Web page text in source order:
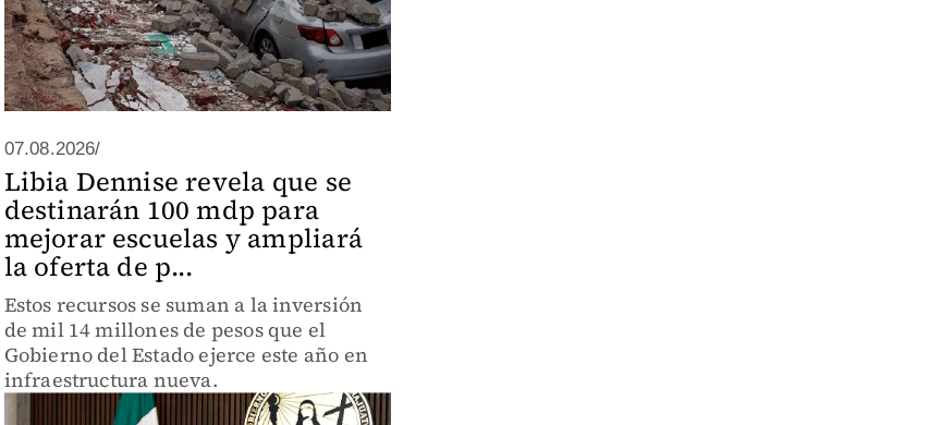
07.08.2026/
Libia Dennise revela que se
destinarán 100 mdp para
mejorar escuelas y ampliará
la oferta de p...
Estos recursos se suman a la inversión
de mil 14 millones de pesos que el
Gobierno del Estado ejerce este año en
infraestructura nueva.